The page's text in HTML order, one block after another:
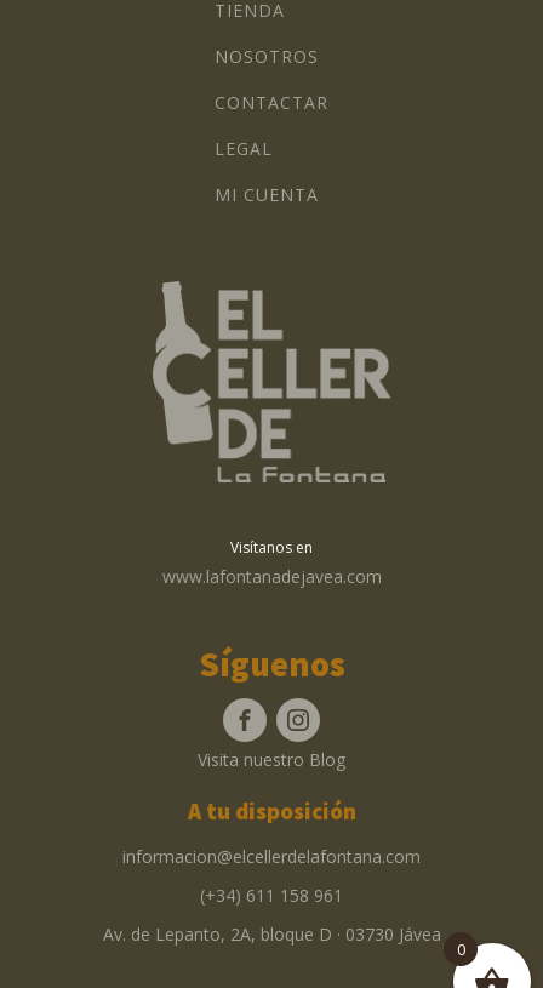
TIENDA
NOSOTROS
CONTACTAR
LEGAL
MI CUENTA
Visítanos en
www.lafontanadejavea.com
Síguenos
Visita nuestro Blog
A tu disposición
informacion@elcellerdelafontana.com
(+34) 611 158 961
Av. de Lepanto, 2A, bloque D · 03730 Jávea
0